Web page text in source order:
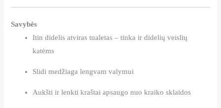
Savybės
Itin didelis atviras tualetas – tinka ir didelių veislių
katėms
Slidi medžiaga lengvam valymui
Aukšti ir lenkti kraštai apsaugo nuo kraiko sklaidos